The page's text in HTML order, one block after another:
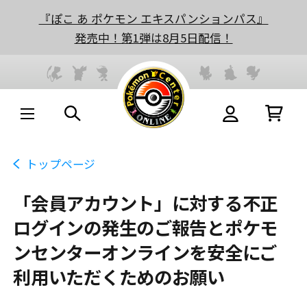
『ぽこ あ ポケモン エキスパンションパス』
発売中！第1弾は8月5日配信！
トップページ
「会員アカウント」に対する不正
ログインの発生のご報告とポケモ
ンセンターオンラインを安全にご
利用いただくためのお願い